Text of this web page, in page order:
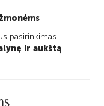
pasirinkimas
ir aukštą